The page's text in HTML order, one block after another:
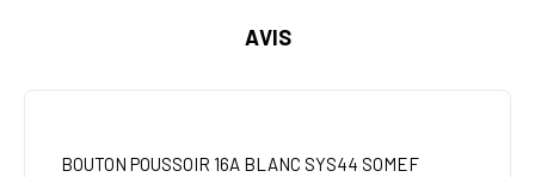
AVIS
BOUTON POUSSOIR 16A BLANC SYS44 SOMEF